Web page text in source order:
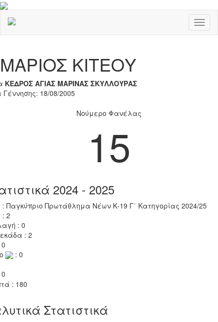
ΜΑΡΙΟΣ ΚΙΤΕΟΥ
ΚΕΔΡΟΣ ΑΓΙΑΣ ΜΑΡΙΝΑΣ ΣΚΥΛΛΟΥΡΑΣ
Γέννησης: 18/08/2005
Νούμερο Φανέλας
15
2024 - 2025
: Παγκύπριο Πρωτάθλημα Νέων Κ-19 Γ΄ Κατηγορίας 2024/25
: 2
: 0
: 2
: 0
: 180
Στατιστικά